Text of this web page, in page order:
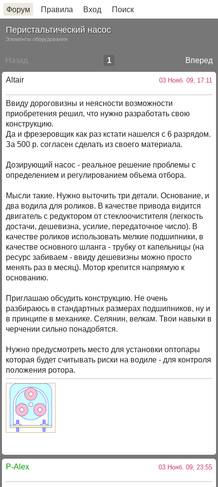
Форум Правила Вход Поиск
Перистальтический насос
Элементы оборудования
Назад Вперед
1
Altair 03 Нояб. 09, 17:11
Ввиду дороговизны и неясности возможности
приобретения решил, что нужно разработать свою
конструкцию.
Да и фрезеровщик как раз кстати нашелся с 6 разрядом.
За 500 р. согласен сделать из своего материала.
Дозирующий насос - реальное решение проблемы с
определением и регулированием объема отбора.
Мысли такие. Нужно выточить три детали. Основание, и
два водила для роликов. В качестве привода видится
двигатель с редуктором от стеклоочистителя (легкость
достачи, дешевизна, усилие, передаточное число). В
качестве роликов использовать мелкие подшипники, в
качестве основного шланга - трубку от капельницы (на
ресурс забиваем - ввиду дешевизны можно просто
менять раз в месяц). Мотор крепится напрямую к
основанию.
Приглашаю обсудить конструкцию. Не очень
разбираюсь в стандартных размерах подшипников, ну и
в принципе в механике. Селянин, велкам. Твои навыки в
черчении сильно понадобятся.
Нужно предусмотреть место для установки оптопары
которая будет считывать риски на водиле - для контроля
положения ротора.
P-Alex 03 Нояб. 09, 23:55